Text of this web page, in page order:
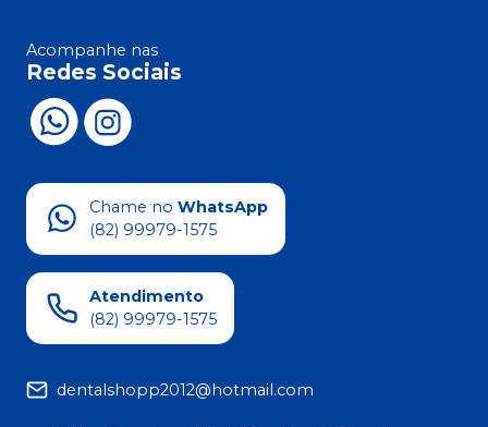
Acompanhe nas
Redes Sociais
Chame no WhatsApp
(82) 99979-1575
Atendimento
(82) 99979-1575
dentalshopp2012@hotmail.com